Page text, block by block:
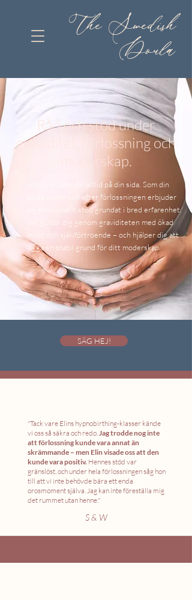
The Swedish
Doula
Råd och stöd under
graviditet, förlossning och
moderskap.
Alltid närvarande, alltid på din sida. Som din
doula under och efter förlossningen erbjuder
jag emotionellt stöd grundat i bred erfarenhet.
Jag guidar dig genom graviditeten med ökad
insikt och självförtroende – och hjälper dig att
lägga en stabil grund för ditt moderskap.
SÄG HEJ!
"Tack vare Elins hypnobirthing-klasser kände
vi oss så säkra och redo.Jag trodde nog inte
att förlossning kunde vara annat än
skrämmande – men Elin visade oss att den
kunde vara positiv. Hennes stöd var
gränslöst, och under hela förlossningen såg hon
till att vi inte behövde bära ett enda
orosmoment själva. Jag kan inte föreställa mig
det rummet utan henne."
S & W